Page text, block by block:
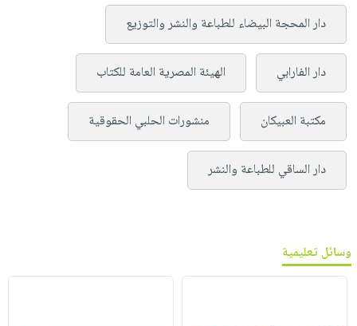
دار المحجة البيضاء للطباعة والنشر والتوزيع
دار الفارابي الهيئة المصرية العامة للكتاب
مكتبة العبيكان منشورات الحلبي الحقوقية
دار الساقي للطباعة والنشر
وسائل تعليمية